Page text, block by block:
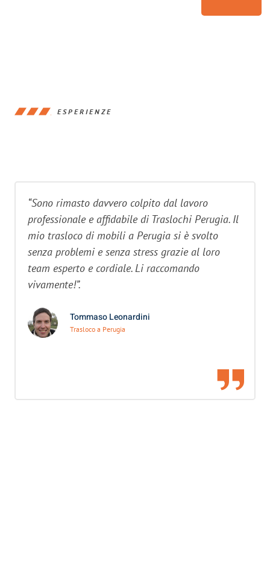
ESPERIENZE
“Sono rimasto davvero colpito dal lavoro
professionale e affidabile di Traslochi Perugia. Il
mio trasloco di mobili a Perugia si è svolto
senza problemi e senza stress grazie al loro
team esperto e cordiale. Li raccomando
vivamente!”.
Tommaso Leonardini
Trasloco a Perugia